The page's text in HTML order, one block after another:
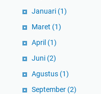
Januari (1)
Maret (1)
April (1)
Juni (2)
Agustus (1)
September (2)